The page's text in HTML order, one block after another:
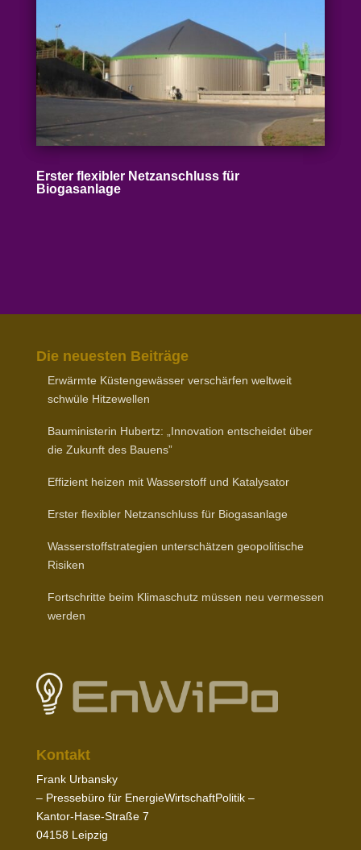
Erster flexibler Netz­an­schluss für
Biogasanlage
Die neuesten Beiträge
Erwärmte Küsten­ge­wässer verschärfen weltweit
schwüle Hitzewellen
Baumi­nis­terin Hubertz: „Inno­vation entscheidet über
die Zukunft des Bauens”
Effizient heizen mit Wasser­stoff und Katalysator
Erster flexibler Netz­an­schluss für Biogasanlage
Wasser­stoff­stra­tegien unter­schätzen geopo­li­tische
Risiken
Fort­schritte beim Klima­schutz müssen neu vermessen
werden
Kontakt
Frank Urbansky
– Pres­sebüro für EnergieWirtschaftPolitik –
Kantor-​Hase-​Straße 7
04158Leipzig